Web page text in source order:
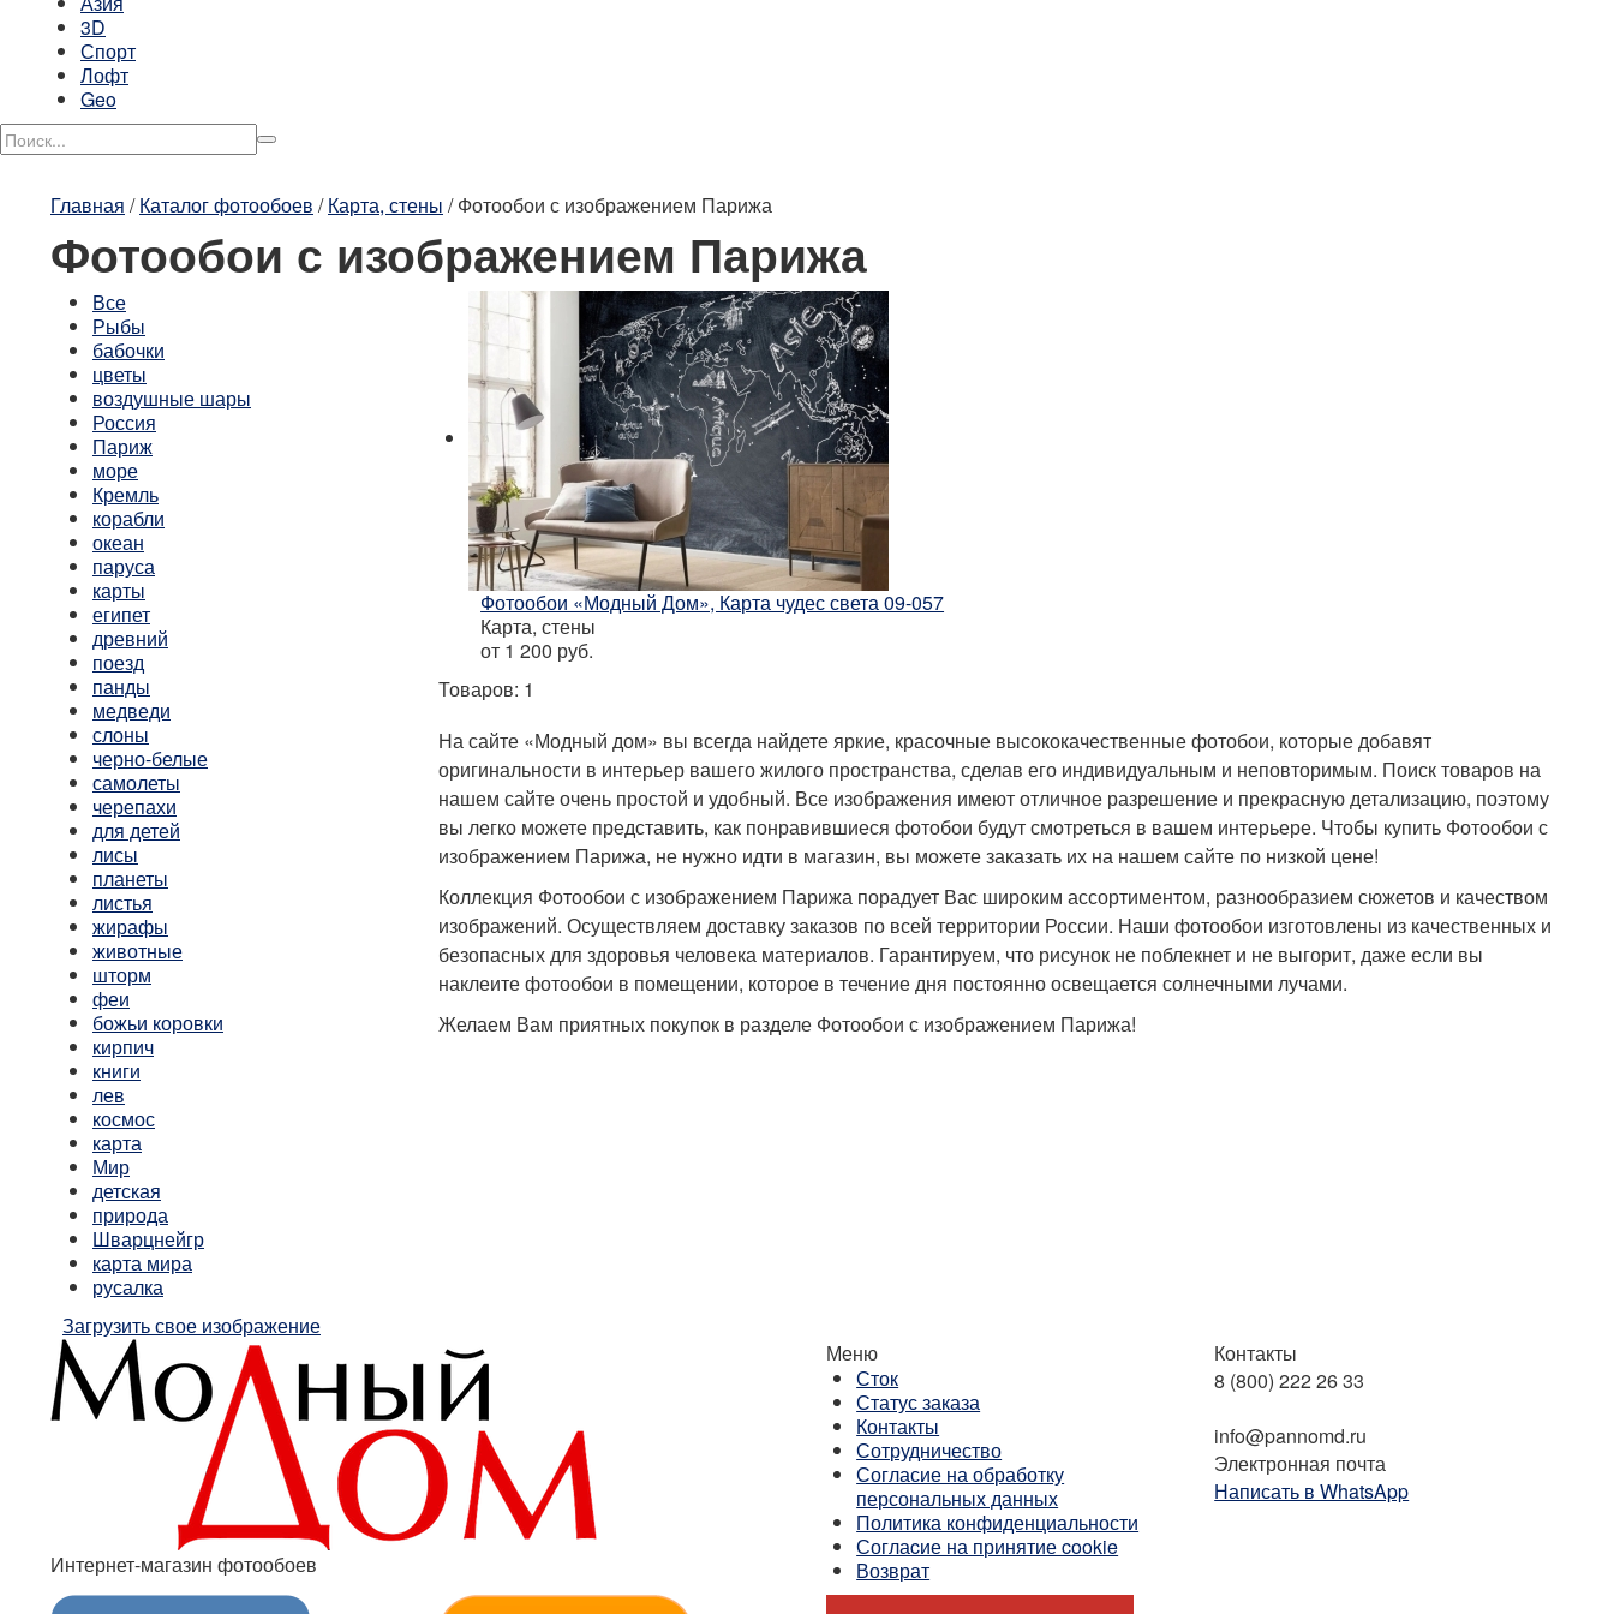
3D
Спорт
Лофт
Geo
Главная /Каталог фотообоев /Карта, стены /Фотообои с изображением Парижа
Фотообои с изображением Парижа
Все
Рыбы
бабочки
цветы
воздушные шары
Россия
Париж
море
Кремль
корабли
океан
паруса
карты
египет
древний
поезд
панды
медведи
слоны
черно-белые
самолеты
черепахи
для детей
лисы
планеты
листья
жирафы
животные
шторм
феи
божьи коровки
кирпич
книги
лев
космос
карта
Мир
детская
природа
Шварцнейгр
карта мира
русалка
Загрузить свое изображение
Фотообои «Модный Дом», Карта чудес света 09-057
Карта, стены
от 1 200 руб.
Товаров: 1
На сайте «Модный дом» вы всегда найдете яркие, красочные высококачественные фотобои, которые добавят
оригинальности в интерьер вашего жилого пространства, сделав его индивидуальным и неповторимым. Поиск товаров на
нашем сайте очень простой и удобный. Все изображения имеют отличное разрешение и прекрасную детализацию, поэтому
вы легко можете представить, как понравившиеся фотобои будут смотреться в вашем интерьере. Чтобы купить Фотообои с
изображением Парижа, не нужно идти в магазин, вы можете заказать их на нашем сайте по низкой цене!
Коллекция Фотообои с изображением Парижа порадует Вас широким ассортиментом, разнообразием сюжетов и качеством
изображений. Осуществляем доставку заказов по всей территории России. Наши фотообои изготовлены из качественных и
безопасных для здоровья человека материалов. Гарантируем, что рисунок не поблекнет и не выгорит, даже если вы
наклеите фотообои в помещении, которое в течение дня постоянно освещается солнечными лучами.
Желаем Вам приятных покупок в разделе Фотообои с изображением Парижа!
Интернет-магазин фотообоев
Меню
Сток
Статус заказа
Контакты
Сотрудничество
Согласие на обработку
персональных данных
Политика конфиденциальности
Соглаcие на принятие cookie
Возврат
Контакты
8 (800) 222 26 33
info@pannomd.ru
Электронная почта
Написать в WhatsApp